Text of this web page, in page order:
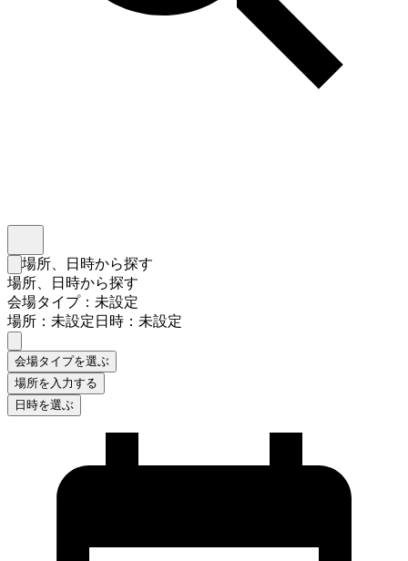
検索フォームを閉じる
場所、日時から探す
場所、日時から探す
会場タイプ：未設定
場所：未設定日時：未設定
会場タイプを選ぶ
場所を入力する
日時を選ぶ